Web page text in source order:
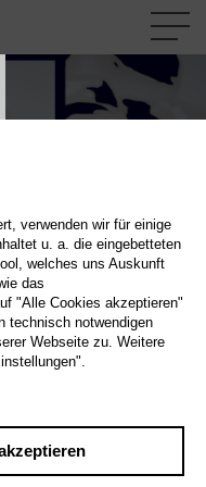
verwenden wir für einige
u. a. die eingebetteten
welches uns Auskunft
das
"Alle Cookies akzeptieren"
technisch notwendigen
Webseite zu. Weitere